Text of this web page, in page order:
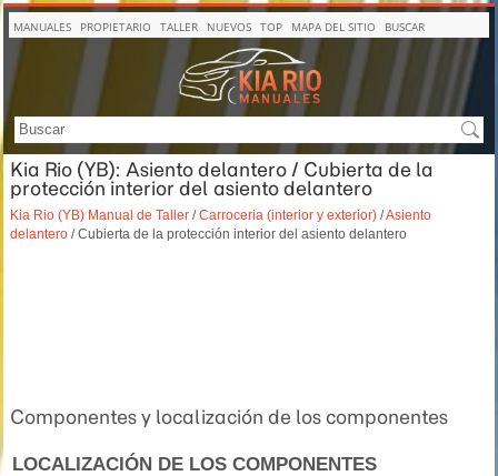
MANUALES PROPIETARIO TALLER NUEVOS TOP MAPA DEL SITIO BUSCAR
Kia Rio (YB): Asiento delantero / Cubierta de la
protección interior del asiento delantero
Kia Rio (YB) Manual de Taller /Carroceria (interior y exterior) /Asiento
delantero / Cubierta de la protección interior del asiento delantero
Componentes y localización de los componentes
LOCALIZACIÓN DE LOS COMPONENTES